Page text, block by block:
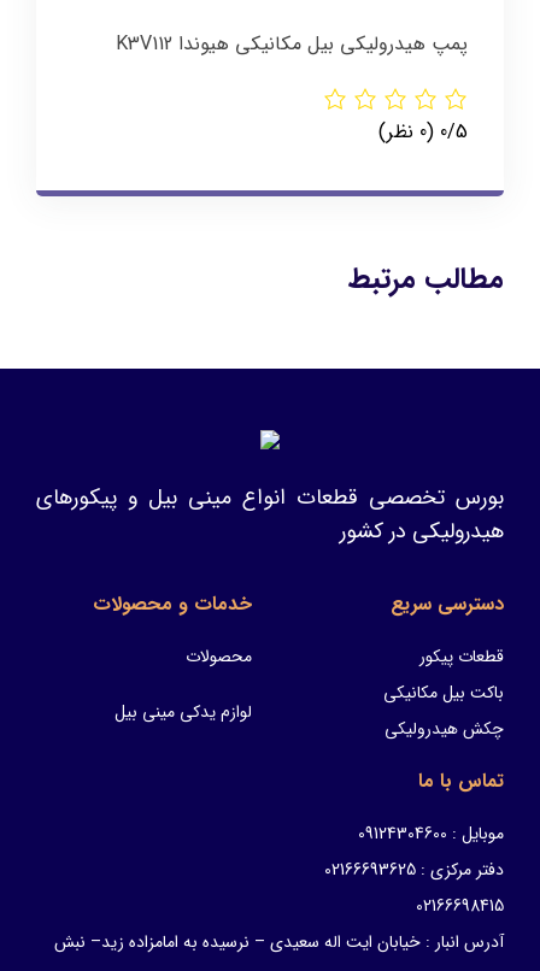
پمپ هیدرولیکی بیل مکانیکی هیوندا K3V112
‫0/5 ‫(0 نظر)
مطالب مرتبط
بورس تخصصی قطعات انواع مینی بیل و پیکورهای
هیدرولیکی در کشور
دسترسی سریع
قطعات پیکور
باکت بیل مکانیکی
چکش هیدرولیکی
خدمات و محصولات
محصولات
لوازم یدکی مینی بیل
تماس با ما
موبایل : 09124304600
دفتر مرکزی : 02166693625
02166698415
آدرس انبار : خیابان ایت اله سعیدی – نرسیده به امامزاده زید– نبش